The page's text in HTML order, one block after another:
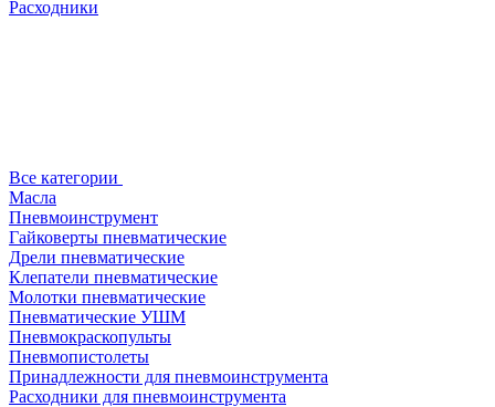
Расходники
Все категории
Масла
Пневмоинструмент
Гайковерты пневматические
Дрели пневматические
Клепатели пневматические
Молотки пневматические
Пневматические УШМ
Пневмокраскопульты
Пневмопистолеты
Принадлежности для пневмоинструмента
Расходники для пневмоинструмента